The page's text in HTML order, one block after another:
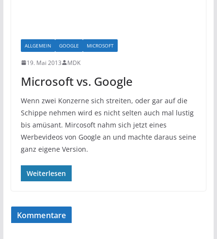
ALLGEMEIN GOOGLE MICROSOFT
19. Mai 2013 MDK
Microsoft vs. Google
Wenn zwei Konzerne sich streiten, oder gar auf die
Schippe nehmen wird es nicht selten auch mal lustig
bis amüsant. Mircosoft nahm sich jetzt eines
Werbevideos von Google an und machte daraus seine
ganz eigene Version.
Weiterlesen
Kommentare